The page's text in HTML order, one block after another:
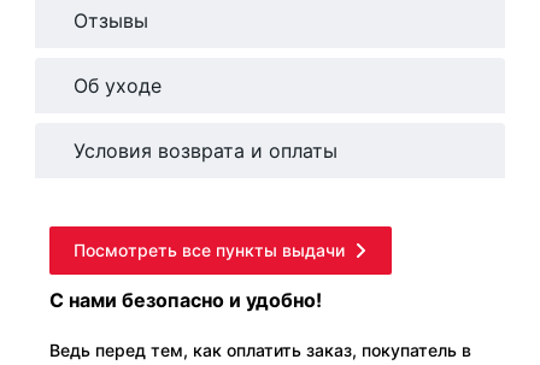
Отзывы
Об уходе
Условия возврата и оплаты
Посмотреть все пункты выдачи
С нами безопасно и удобно!
Ведь перед тем, как оплатить заказ, покупатель в